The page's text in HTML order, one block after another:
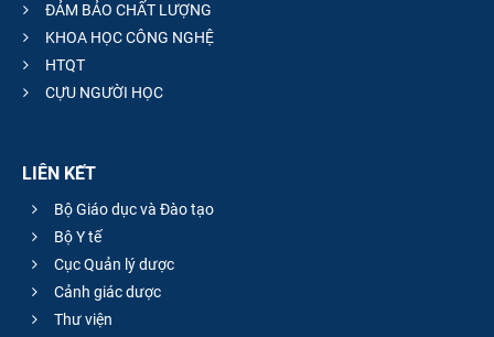
ĐẢM BẢO CHẤT LƯỢNG
KHOA HỌC CÔNG NGHỆ
HTQT
CỰU NGƯỜI HỌC
LIÊN KẾT
Bộ Giáo dục và Đào tạo
Bộ Y tế
Cục Quản lý dược
Cảnh giác dược
Thư viện